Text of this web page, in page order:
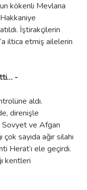
kökenli Mevlana
İştirakçilerin
iltica etmiş ailelerin
-
aldı.
direnişle
Sovyet ve Afgan
çok sayıda ağır silahı
Herat’ı ele geçirdi.
kentleri